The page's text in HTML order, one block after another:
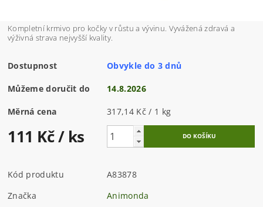
Kompletní krmivo pro kočky v růstu a vývinu. Vyvážená zdravá a
výživná strava nejvyšší kvality.
Dostupnost Obvykle do 3 dnů
Můžeme doručit do 14.8.2026
Měrná cena 317,14 Kč / 1 kg
111 Kč/ ks
Kód produktu
A83878
Značka
Animonda